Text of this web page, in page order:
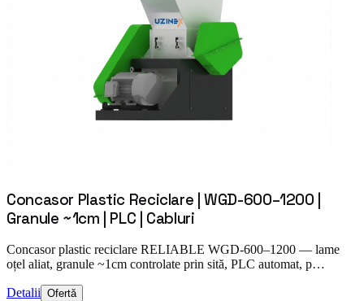
Concasor Plastic Reciclare | WGD-600–1200 |
Granule ~1cm | PLC | Cabluri
Concasor plastic reciclare RELIABLE WGD-600–1200 — lame
oțel aliat, granule ~1cm controlate prin sită, PLC automat, p…
Detalii Ofertă